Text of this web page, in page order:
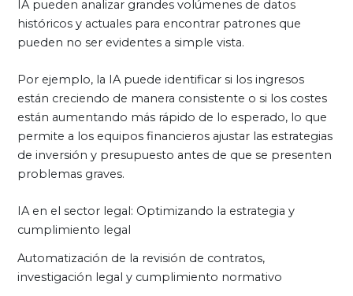
IA pueden analizar grandes volúmenes de datos
históricos y actuales para encontrar patrones que
pueden no ser evidentes a simple vista.
Por ejemplo, la IA puede identificar si los ingresos
están creciendo de manera consistente o si los costes
están aumentando más rápido de lo esperado, lo que
permite a los equipos financieros ajustar las estrategias
de inversión y presupuesto antes de que se presenten
problemas graves.
IA en el sector legal: Optimizando la estrategia y
cumplimiento legal
Automatización de la revisión de contratos,
investigación legal y cumplimiento normativo